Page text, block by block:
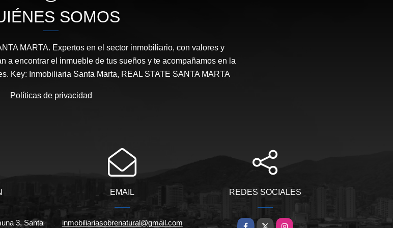
SOMOS
MARTA. Expertos en el sector inmobiliario, con valores y
a encontrar el inmueble de tus sueños y te acompañamos en la
Key: Inmobiliaria Santa Marta, REAL STATE SANTA MARTA
Políticas de privacidad
3, Santa
EMAIL
inmobiliariasobrenatural@gmail.com
REDES SOCIALES
Facebook
X Instagram